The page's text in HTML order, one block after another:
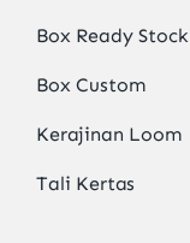
Box Ready Stock
Box Custom
Kerajinan Loom
Tali Kertas